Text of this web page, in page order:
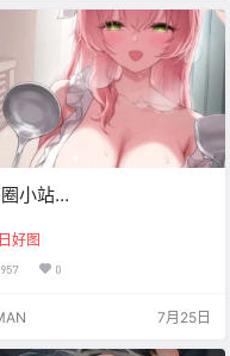
小站
好图
957 0
7月25日